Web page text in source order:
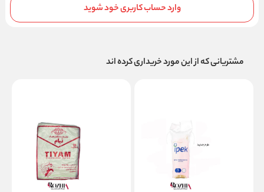
وارد حساب کاربری خود شوید
مشتریانی که از این مورد خریداری کرده اند